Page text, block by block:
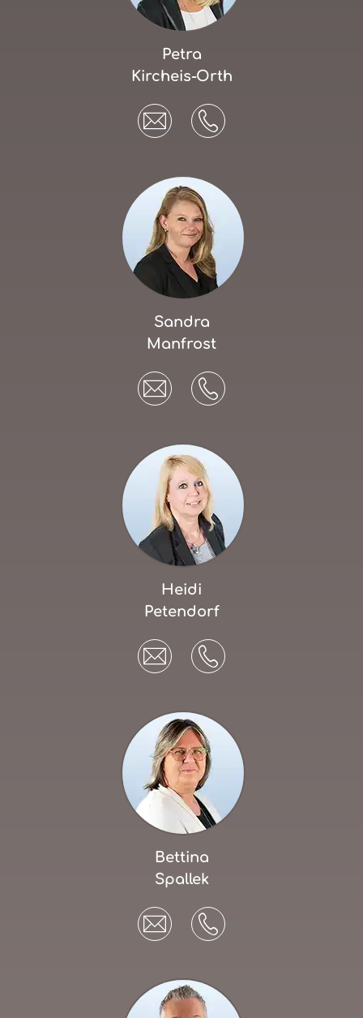
Petra
Kircheis-Orth
Sandra
Manfrost
Heidi
Petendorf
Bettina
Spallek